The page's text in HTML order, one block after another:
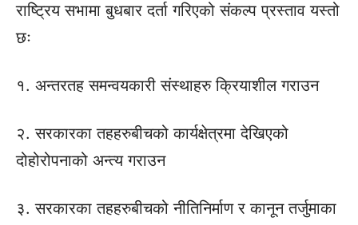
राष्ट्रिय सभामा बुधबार दर्ता गरिएको संकल्प प्रस्ताव यस्तो
छः
१. अन्तरतह समन्वयकारी संस्थाहरु क्रियाशील गराउन
२. सरकारका तहहरुबीचको कार्यक्षेत्रमा देखिएको
दोहोरोपनाको अन्त्य गराउन
३. सरकारका तहहरुबीचको नीतिनिर्माण र कानून तर्जुमाका